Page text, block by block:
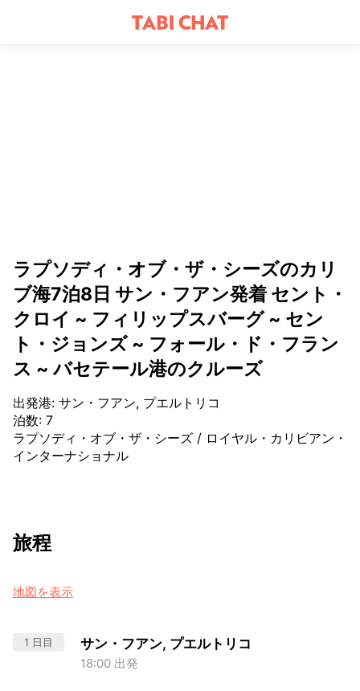
ラプソディ・オブ・ザ・シーズのカリ
ブ海7泊8日 サン・フアン発着 セント・
クロイ ~ フィリップスバーグ ~ セン
ト・ジョンズ ~ フォール・ド・フラン
ス ~ バセテール港のクルーズ
出発港: サン・フアン, プエルトリコ
泊数: 7
ラプソディ・オブ・ザ・シーズ / ロイヤル・カリビアン・
インターナショナル
旅程
地図を表示
1 日目 サン・フアン, プエルトリコ
18:00 出発